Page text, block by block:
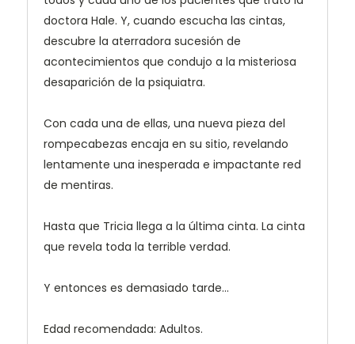
doctora Hale. Y, cuando escucha las cintas,
descubre la aterradora sucesión de
acontecimientos que condujo a la misteriosa
desaparición de la psiquiatra.
Con cada una de ellas, una nueva pieza del
rompecabezas encaja en su sitio, revelando
lentamente una inesperada e impactante red
de mentiras.
Hasta que Tricia llega a la última cinta. La cinta
que revela toda la terrible verdad.
Y entonces es demasiado tarde...
Edad recomendada: Adultos.